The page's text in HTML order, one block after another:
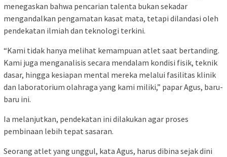
menegaskan bahwa pencarian talenta bukan sekadar
mengandalkan pengamatan kasat mata, tetapi dilandasi oleh
pendekatan ilmiah dan teknologi terkini.
“Kami tidak hanya melihat kemampuan atlet saat bertanding.
Kami juga menganalisis secara mendalam kondisi fisik, teknik
dasar, hingga kesiapan mental mereka melalui fasilitas klinik
dan laboratorium olahraga yang kami miliki,” papar Agus, baru-
baru ini.
Ia melanjutkan, pendekatan ini dilakukan agar proses
pembinaan lebih tepat sasaran.
Seorang atlet yang unggul, kata Agus, harus dibina sejak dini